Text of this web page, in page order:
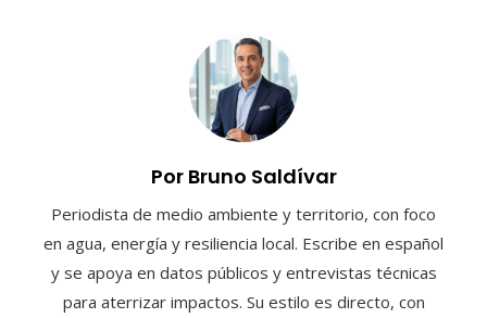
Por Bruno Saldívar
Periodista de medio ambiente y territorio, con foco
en agua, energía y resiliencia local. Escribe en español
y se apoya en datos públicos y entrevistas técnicas
para aterrizar impactos. Su estilo es directo, con